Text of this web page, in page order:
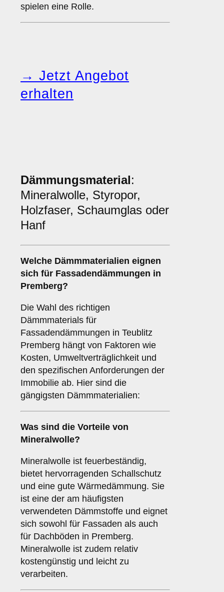
spielen eine Rolle.
→ Jetzt Angebot
erhalten
Dämmungsmaterial:
Mineralwolle, Styropor,
Holzfaser, Schaumglas oder
Hanf
Welche Dämmmaterialien eignen
sich für Fassadendämmungen in
Premberg?
Die Wahl des richtigen
Dämmmaterials für
Fassadendämmungen in Teublitz
Premberg hängt von Faktoren wie
Kosten, Umweltverträglichkeit und
den spezifischen Anforderungen der
Immobilie ab. Hier sind die
gängigsten Dämmmaterialien:
Was sind die Vorteile von
Mineralwolle?
Mineralwolle ist feuerbeständig,
bietet hervorragenden Schallschutz
und eine gute Wärmedämmung. Sie
ist eine der am häufigsten
verwendeten Dämmstoffe und eignet
sich sowohl für Fassaden als auch
für Dachböden in Premberg.
Mineralwolle ist zudem relativ
kostengünstig und leicht zu
verarbeiten.